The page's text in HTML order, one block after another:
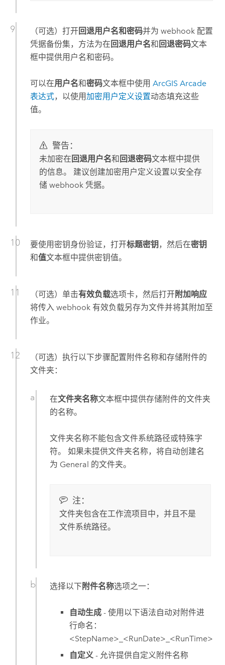
（可选）打开 回退用户名和密码并为 webhook 配置
凭据备份集，方法为在 回退用户名和 回退密码文本
框中提供用户名和密码。
可以在用户名和密码文本框中使用 ArcGIS Arcade
表达式，以使用加密用户定义设置动态填充这些
值。
警告：
未加密在 回退用户名和 回退密码文本框中提供
的信息。 建议创建加密用户定义设置以安全存
储 webhook 凭据。
要使用密钥身份验证，打开标题密钥 ，然后在密钥
和值文本框中提供密钥值。
（可选）单击有效负载选项卡，然后打开 附加响应
将传入 webhook 有效负载另存为文件并将其附加至
作业。
（可选）执行以下步骤配置附件名称和存储附件的
文件夹：
在文件夹名称文本框中提供存储附件的文件夹
的名称。
文件夹名称不能包含文件系统路径或特殊字
符。 如果未提供文件夹名称，将自动创建名
为 General 的文件夹。
注：
文件夹包含在工作流项目中，并且不是
文件系统路径。
选择以下 附件名称选项之一：
自动生成 - 使用以下语法自动对附件进
行命名：
<StepName>_<RunDate>_<RunTime>
自定义 - 允许提供自定义附件名称